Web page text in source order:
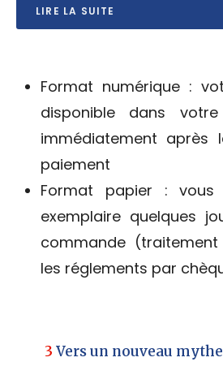
LIRE LA SUITE
Format numérique :
disponible dans
immédiatement après
paiement
Format papier : vous
exemplaire quelques
commande
les réglements par
3 Vers un nouveau mythe